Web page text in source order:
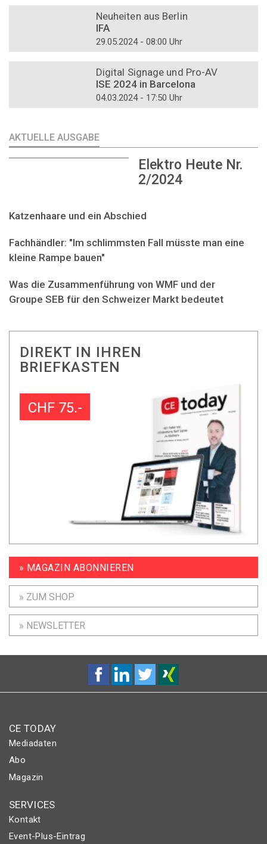
Neuheiten aus Berlin
IFA
29.05.2024 - 08:00 Uhr
Digital Signage und Pro-AV
ISE 2024 in Barcelona
04.03.2024 - 17:50 Uhr
AKTUELLE AUSGABE
Elektro Heute Nr.
2/2024
Katzenhaare und ein Abschied
Fachhändler: "Im schlimmsten Fall müsste man eine
kleine Rampe bauen"
Was die Zusammenführung von WMF und der
Groupe SEB für den Schweizer Markt bedeutet
DIREKT IN IHREN
BRIEFKASTEN
CHF 75.-
» MAGAZIN ABONNIEREN
» ZUM SHOP
» NEWSLETTER
CE TODAY
Mediadaten
Abo
Magazin
SERVICES
Kontakt
Event-Plus-Eintrag